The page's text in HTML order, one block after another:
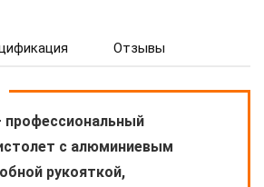
Отзывы
профессиональный
с алюминиевым
рукояткой,